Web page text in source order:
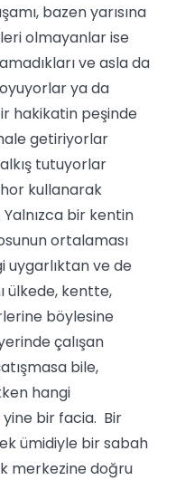
bazen yarısına
olmayanlar ise
ve asla da
ya da
hakikatin peşinde
getiriyorlar
tutuyorlar
kullanarak
bir kentin
ortalaması
ve de
ülkede, kentte,
böylesine
çalışan
bile,
hangi
bir facia. Bir
ümidiyle bir sabah
merkezine doğru